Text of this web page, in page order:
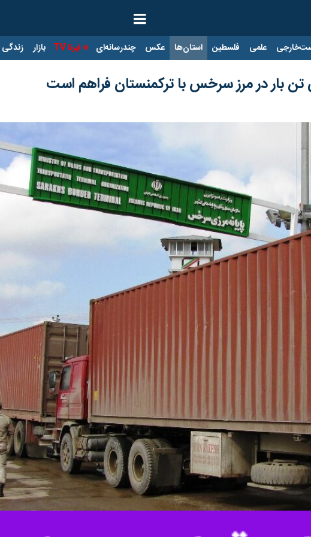
علمی فلسطین استان‌ها عکس چندرسانه‌ای ایرنا TV بازار زندگی